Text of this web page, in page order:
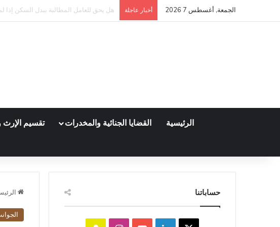
الجمعة, أغسطس 7 2026 أخبار عاجلة كم مدة قبول أو رفض عقد العمل
الرئيسية القضايا الجنائية والمخدرات تقسيم الإرث
حساباتنا